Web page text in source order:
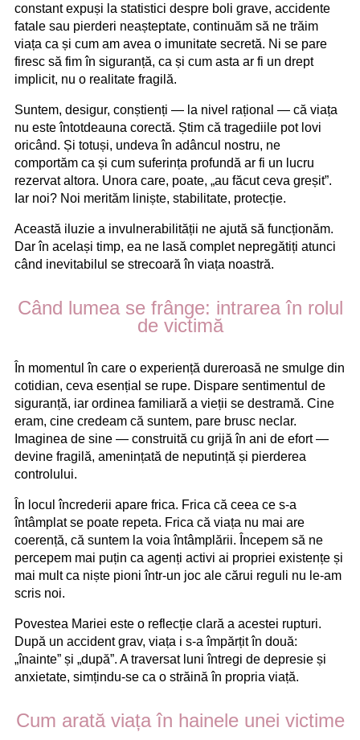
constant expuși la statistici despre boli grave, accidente
fatale sau pierderi neașteptate, continuăm să ne trăim
viața ca și cum am avea o imunitate secretă. Ni se pare
firesc să fim în siguranță, ca și cum asta ar fi un drept
implicit, nu o realitate fragilă.
Suntem, desigur, conștienți — la nivel rațional — că viața
nu este întotdeauna corectă. Știm că tragediile pot lovi
oricând. Și totuși, undeva în adâncul nostru, ne
comportăm ca și cum suferința profundă ar fi un lucru
rezervat altora. Unora care, poate, „au făcut ceva greșit”.
Iar noi? Noi merităm liniște, stabilitate, protecție.
Această iluzie a invulnerabilității ne ajută să funcționăm.
Dar în același timp, ea ne lasă complet nepregătiți atunci
când inevitabilul se strecoară în viața noastră.
Când lumea se frânge: intrarea în rolul
de victimă
În momentul în care o experiență dureroasă ne smulge din
cotidian, ceva esențial se rupe. Dispare sentimentul de
siguranță, iar ordinea familiară a vieții se destramă. Cine
eram, cine credeam că suntem, pare brusc neclar.
Imaginea de sine — construită cu grijă în ani de efort —
devine fragilă, amenințată de neputință și pierderea
controlului.
În locul încrederii apare frica. Frica că ceea ce s-a
întâmplat se poate repeta. Frica că viața nu mai are
coerență, că suntem la voia întâmplării. Începem să ne
percepem mai puțin ca agenți activi ai propriei existențe și
mai mult ca niște pioni într-un joc ale cărui reguli nu le-am
scris noi.
Povestea Mariei este o reflecție clară a acestei rupturi.
După un accident grav, viața i s-a împărțit în două:
„înainte” și „după”. A traversat luni întregi de depresie și
anxietate, simțindu-se ca o străină în propria viață.
Cum arată viața în hainele unei victime